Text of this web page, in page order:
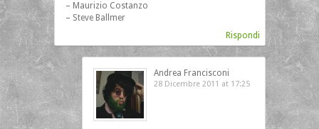
– Maurizio Costanzo
– Steve Ballmer
Rispondi
Andrea Francisconi
28 Dicembre 2011 at 17:25